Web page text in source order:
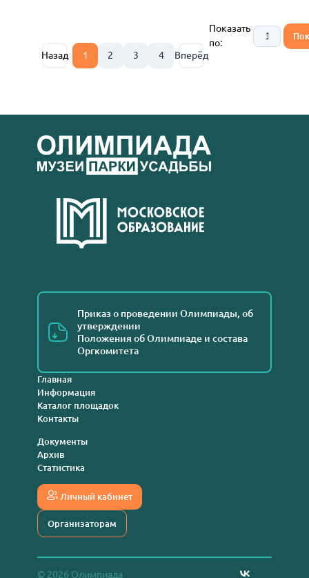
Назад 1 2 3 4 Вперёд
Показать
по:
Приказ о проведении Олимпиады, об
утверждении
Положения об Олимпиаде и состава
Оргкомитета
Главная
Информация
Каталог площадок
Контакты
Документы
Архив
Статистика
Личный кабинет
Организаторам
© 2026 Олимпиада